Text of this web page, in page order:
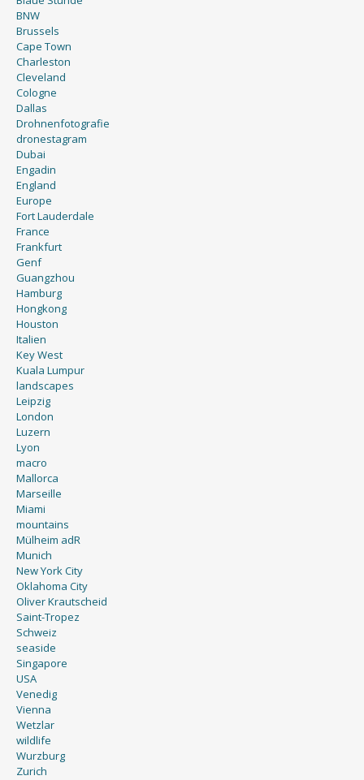
BNW
Brussels
Cape Town
Charleston
Cleveland
Cologne
Dallas
Drohnenfotografie
dronestagram
Dubai
Engadin
England
Europe
Fort Lauderdale
France
Frankfurt
Genf
Guangzhou
Hamburg
Hongkong
Houston
Italien
Key West
Kuala Lumpur
landscapes
Leipzig
London
Luzern
Lyon
macro
Mallorca
Marseille
Miami
mountains
Mülheim adR
Munich
New York City
Oklahoma City
Oliver Krautscheid
Saint-Tropez
Schweiz
seaside
Singapore
USA
Venedig
Vienna
Wetzlar
wildlife
Wurzburg
Zurich